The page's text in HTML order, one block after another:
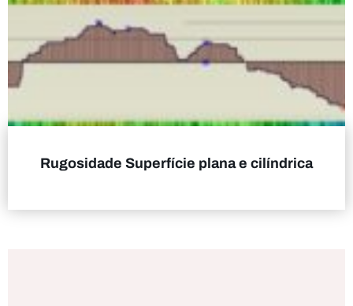
Rugosidade Superfície plana e cilíndrica